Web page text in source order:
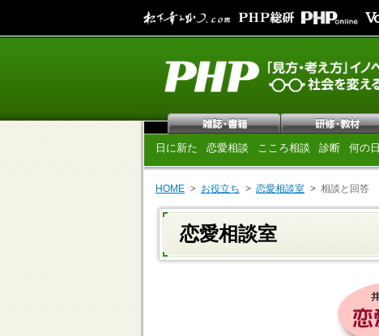
日に新た 恋愛相談 こころ相談 診断 何の日
HOME お役立ち 恋愛相談室 相談と回答
恋愛相談室